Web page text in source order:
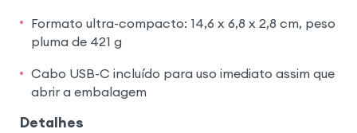
Formato ultra-compacto: 14,6 x 6,8 x 2,8 cm, peso
pluma de 421 g
Cabo USB-C incluído para uso imediato assim que
abrir a embalagem
Detalhes